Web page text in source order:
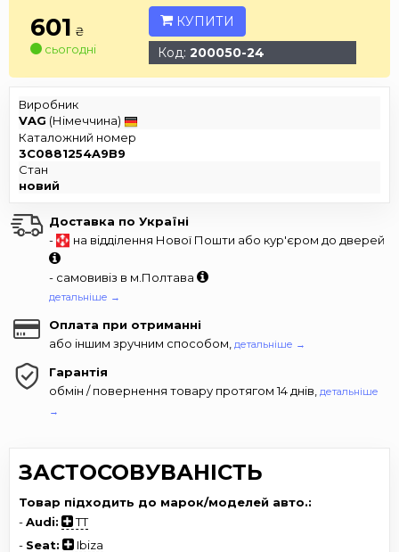
601 ₴
сьогодні
КУПИТИ
Код: 200050-24
Виробник
VAG (Німеччина)
Каталожний номер
3C0881254A9B9
Стан
новий
Доставка по Україні
-
на відділення Нової Пошти або кур'єром до дверей
- самовивіз в м.Полтава
детальніше →
Оплата при отриманні
або іншим зручним способом, детальніше →
Гарантія
обмін / повернення товару протягом 14 днів, детальніше
→
ЗАСТОСОВУВАНІСТЬ
Товар підходить до марок/моделей авто.:
-Audi:
TT
- Seat:
Ibiza